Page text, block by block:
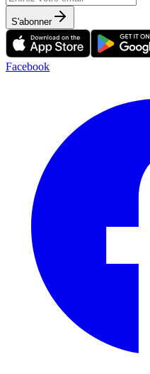
S'abonner
Facebook